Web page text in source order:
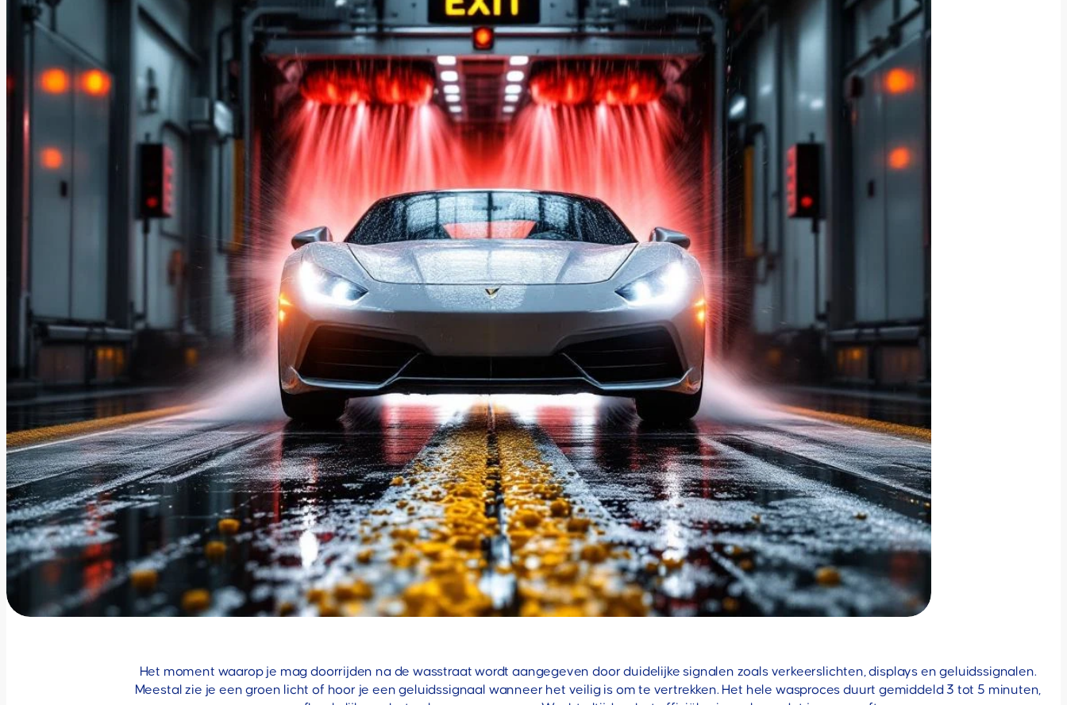
Het moment waarop je mag doorrijden na de wasstraat wordt aangegeven door duidelijke signalen zoals verkeerslichten, displays en geluidssignalen.
Meestal zie je een groen licht of hoor je een geluidssignaal wanneer het veilig is om te vertrekken. Het hele wasproces duurt gemiddeld 3 tot 5 minuten,